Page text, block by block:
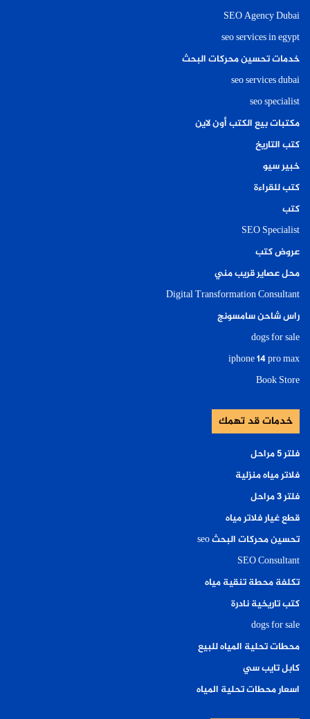
SEO Agency Dubai
seo services in egypt
خدمات تحسين محركات البحث
seo services dubai
seo specialist
مكتبات بيع الكتب أون لاين
كتب التاريخ
خبير سيو
كتب للقراءة
كتب
SEO Specialist
عروض كتب
محل عصاير قريب مني
Digital Transformation Consultant
راس شاحن سامسونج
dogs for sale
iphone 14 pro max
Book Store
خدمات قد تهمك
فلتر ٥ مراحل
فلاتر مياه منزلية
فلتر ٣ مراحل
قطع غيار فلاتر مياه
تحسين محركات البحث seo
SEO Consultant
تكلفة محطة تنقية مياه
كتب تاريخية نادرة
dogs for sale
محطات تحلية المياه للبيع
كابل تايب سي
اسعار محطات تحلية المياه